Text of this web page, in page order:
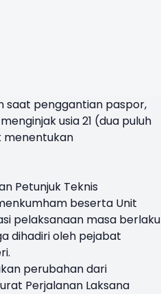
saat penggantian paspor,
usia 21 (dua puluh
menentukan
Petunjuk Teknis
beserta Unit
pelaksanaan masa berlaku
dihadiri oleh pejabat
perubahan dari
Perjalanan Laksana